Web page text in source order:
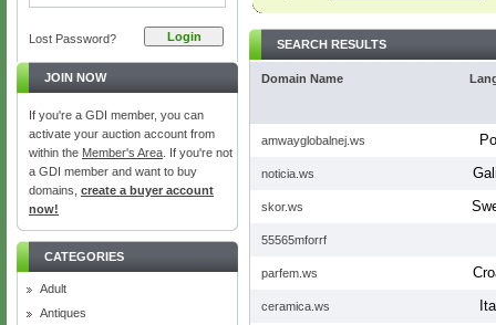
Lost Password?
JOIN NOW
If you're a GDI member, you can
activate your auction account from
within the Member's Area . If you're not
a GDI member and want to buy
domains, create a buyer account
now!
CATEGORIES
Adult
Antiques
SEARCH RESULTS
Domain Name
amwayglobalnej.ws
noticia.ws
skor.ws
55565mforrf
parfem.ws
ceramica.ws